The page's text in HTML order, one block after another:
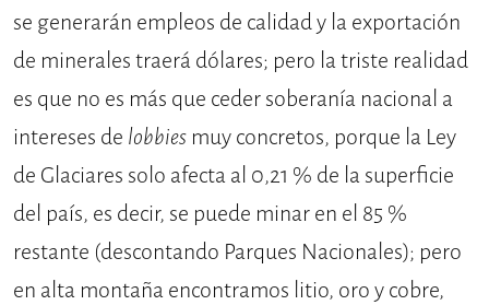
se generarán empleos de calidad y la exportación
de minerales traerá dólares; pero la triste realidad
es que no es más que ceder soberanía nacional a
intereses de lobbies muy concretos, porque la Ley
de Glaciares solo afecta al 0,21 % de la superficie
del país, es decir, se puede minar en el 85 %
restante (descontando Parques Nacionales); pero
en alta montaña encontramos litio, oro y cobre,